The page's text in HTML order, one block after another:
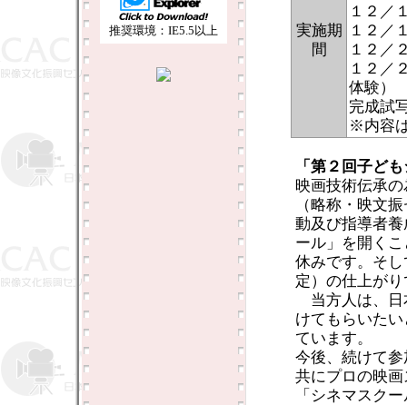
推奨環境：IE5.5以上
実施期
間
１２／
１２／
１２／
１２／
体験）
完成試
※内容
「第２回子ど
映画技術伝承
（略称・映文
動及び指導者
ール」を開く
休みです。そ
定）の仕上が
当方人は、日
けてもらいた
ています。
今後、続けて
共にプロの映
「シネマスク